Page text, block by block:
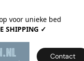
voor unieke bed
SHIPPING ✓
Contact